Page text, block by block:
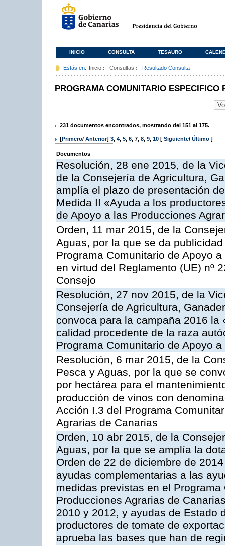
INICIO CONSULTA TESAURO
Estás en: Inicio Consultas Resultado Consulta
PROGRAMA COMUNITARIO ESPECIFICO
231 documentos encontrados, mostrando del 151 al 175.
[Primero/ Anterior] 3, 4, 5, 6, 7, 8, 9, 10 [ Siguiente/ Último ]
Documentos
Resolución, 28 ene 2015, de la
de la Consejería de Agricultura,
amplía el plazo de presentación
Medida II «Ayuda a los
de Apoyo a las Producciones
Orden, 11 mar 2015, de la
Aguas, por la que se da
Programa Comunitario de Apoyo
en virtud del Reglamento (UE) nº
Consejo
Resolución, 27 nov 2015, de la
Consejería de Agricultura,
convoca para la campaña 2016
calidad procedente de la raza
Programa Comunitario de Apoyo
Resolución, 6 mar 2015, de la
Pesca y Aguas, por la que se
por hectárea para el
producción de vinos con
Acción I.3 del Programa
Agrarias de Canarias
Orden, 10 abr 2015, de la
Aguas, por la que se amplía la
Orden de 22 de diciembre de
ayudas complementarias a las
medidas previstas en el
Producciones Agrarias de
2010 y 2012, y ayudas de Estado
productores de tomate de
aprueba las bases que han de